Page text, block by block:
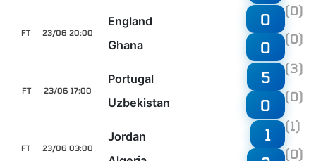
23/06 20:00
FT
England
Ghana
0 (0)
0 (0)
23/06 17:00
FT
Portugal
Uzbekistan
5 (3)
0 (0)
23/06 03:00
FT
Jordan
1 (1)
(0)